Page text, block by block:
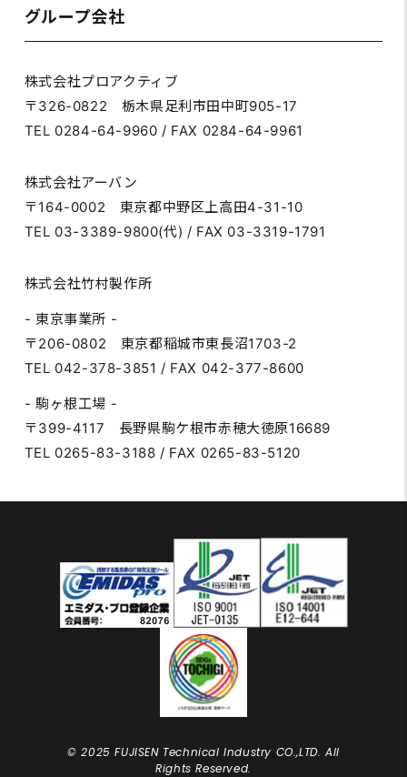
グループ会社
株式会社プロアクティブ
〒326-0822 栃木県足利市田中町905-17
TEL 0284-64-9960 / FAX 0284-64-9961
株式会社アーバン
〒164-0002 東京都中野区上高田4-31-10
TEL 03-3389-9800(代) / FAX 03-3319-1791
株式会社竹村製作所
- 東京事業所 -
〒206-0802 東京都稲城市東長沼1703-2
TEL 042-378-3851 / FAX 042-377-8600
- 駒ヶ根工場 -
〒399-4117 長野県駒ケ根市赤穂大徳原16689
TEL 0265-83-3188 / FAX 0265-83-5120
© 2025 FUJISEN Technical Industry CO.,LTD. All
Rights Reserved.